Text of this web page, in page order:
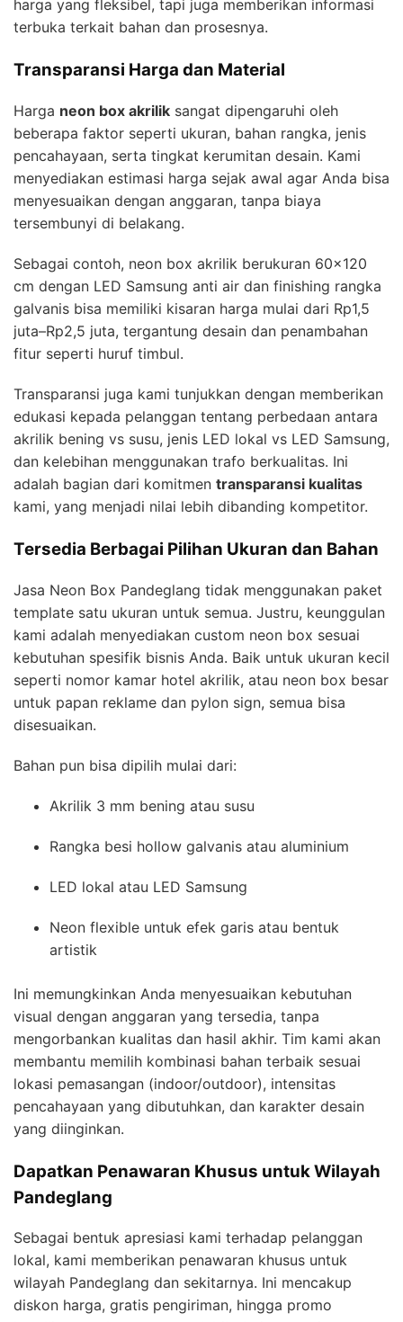
harga yang fleksibel, tapi juga memberikan informasi
terbuka terkait bahan dan prosesnya.
Transparansi Harga dan Material
Harga neon box akrilik sangat dipengaruhi oleh
beberapa faktor seperti ukuran, bahan rangka, jenis
pencahayaan, serta tingkat kerumitan desain. Kami
menyediakan estimasi harga sejak awal agar Anda bisa
menyesuaikan dengan anggaran, tanpa biaya
tersembunyi di belakang.
Sebagai contoh, neon box akrilik berukuran 60×120
cm dengan LED Samsung anti air dan finishing rangka
galvanis bisa memiliki kisaran harga mulai dari Rp1,5
juta–Rp2,5 juta, tergantung desain dan penambahan
fitur seperti huruf timbul.
Transparansi juga kami tunjukkan dengan memberikan
edukasi kepada pelanggan tentang perbedaan antara
akrilik bening vs susu, jenis LED lokal vs LED Samsung,
dan kelebihan menggunakan trafo berkualitas. Ini
adalah bagian dari komitmen transparansi kualitas
kami, yang menjadi nilai lebih dibanding kompetitor.
Tersedia Berbagai Pilihan Ukuran dan Bahan
Jasa Neon Box Pandeglang tidak menggunakan paket
template satu ukuran untuk semua. Justru, keunggulan
kami adalah menyediakan custom neon box sesuai
kebutuhan spesifik bisnis Anda. Baik untuk ukuran kecil
seperti nomor kamar hotel akrilik, atau neon box besar
untuk papan reklame dan pylon sign, semua bisa
disesuaikan.
Bahan pun bisa dipilih mulai dari:
Akrilik 3 mm bening atau susu
Rangka besi hollow galvanis atau aluminium
LED lokal atau LED Samsung
Neon flexible untuk efek garis atau bentuk
artistik
Ini memungkinkan Anda menyesuaikan kebutuhan
visual dengan anggaran yang tersedia, tanpa
mengorbankan kualitas dan hasil akhir. Tim kami akan
membantu memilih kombinasi bahan terbaik sesuai
lokasi pemasangan (indoor/outdoor), intensitas
pencahayaan yang dibutuhkan, dan karakter desain
yang diinginkan.
Dapatkan Penawaran Khusus untuk Wilayah
Pandeglang
Sebagai bentuk apresiasi kami terhadap pelanggan
lokal, kami memberikan penawaran khusus untuk
wilayah Pandeglang dan sekitarnya. Ini mencakup
diskon harga, gratis pengiriman, hingga promo